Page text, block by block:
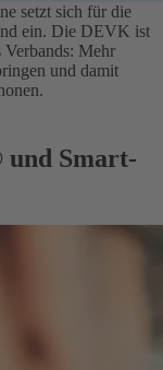
setzt sich für die
ein. Die DEVK ist
Verbands: Mehr
und damit
und Smart-